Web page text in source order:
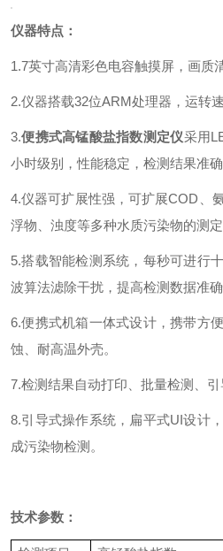
仪器特点 ：
1.7英寸高清彩色电容触摸屏，画质
2.仪器搭载32位ARM处理器，运转
3.便携式高锰酸盐指数测定仪采用
小时级别 ，性能稳定，检测结果准确
4.仪器可扩展性强，可扩展COD、氨
浮物、浊度等多种水质污染物的测定
5.搭载智能检测系统，每秒可进行
波算法滤除干扰，提高检测数据准确
6.便携式机箱一体式设计，携带方便
蚀、耐高温外壳。
7.检测结果自动打印、批量检测、引
8.引导式操作系统，扁平式UI设计
成污染物检测。
技术参数：